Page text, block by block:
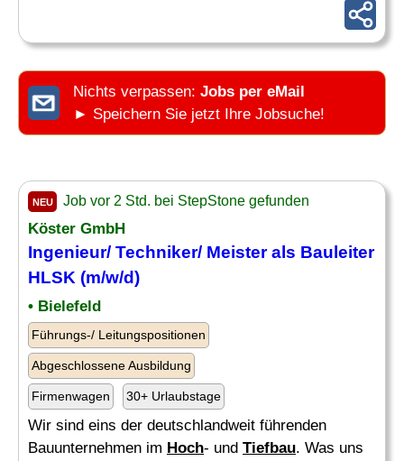
Nichts verpassen: Jobs per eMail
► Speichern Sie jetzt Ihre Jobsuche!
NEU Job vor 2 Std. bei StepStone gefunden
Köster GmbH
Ingenieur/ Techniker/ Meister als Bauleiter
HLSK (m/w/d)
• Bielefeld
Führungs-/ Leitungspositionen
Abgeschlossene Ausbildung
Firmenwagen 30+ Urlaubstage
Wir sind eins der deutschlandweit führenden
Bauunternehmen im Hoch- und Tiefbau. Was uns